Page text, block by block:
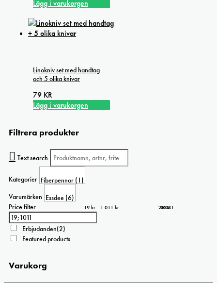
kan
väljas
på
Lägg i varukorgen
Linokniv set med handtag
och 5 olika knivar
79 KR
Lägg i varukorgen
Filtrera produkter
Text search
Kategorier
Varumärken
Price filter
19 kr 1 011 kr 19
267
515
763
1 011
Erbjudanden(2)
Featured products
Varukorg